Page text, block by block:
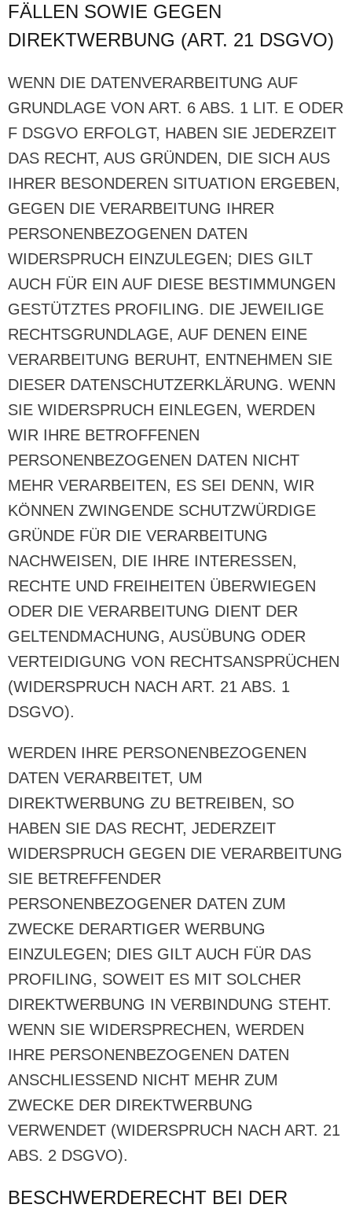
FÄLLEN SOWIE GEGEN
DIREKTWERBUNG (ART. 21 DSGVO)
WENN DIE DATENVERARBEITUNG AUF
GRUNDLAGE VON ART. 6 ABS. 1 LIT. E ODER
F DSGVO ERFOLGT, HABEN SIE JEDERZEIT
DAS RECHT, AUS GRÜNDEN, DIE SICH AUS
IHRER BESONDEREN SITUATION ERGEBEN,
GEGEN DIE VERARBEITUNG IHRER
PERSONENBEZOGENEN DATEN
WIDERSPRUCH EINZULEGEN; DIES GILT
AUCH FÜR EIN AUF DIESE BESTIMMUNGEN
GESTÜTZTES PROFILING. DIE JEWEILIGE
RECHTSGRUNDLAGE, AUF DENEN EINE
VERARBEITUNG BERUHT, ENTNEHMEN SIE
DIESER DATENSCHUTZERKLÄRUNG. WENN
SIE WIDERSPRUCH EINLEGEN, WERDEN
WIR IHRE BETROFFENEN
PERSONENBEZOGENEN DATEN NICHT
MEHR VERARBEITEN, ES SEI DENN, WIR
KÖNNEN ZWINGENDE SCHUTZWÜRDIGE
GRÜNDE FÜR DIE VERARBEITUNG
NACHWEISEN, DIE IHRE INTERESSEN,
RECHTE UND FREIHEITEN ÜBERWIEGEN
ODER DIE VERARBEITUNG DIENT DER
GELTENDMACHUNG, AUSÜBUNG ODER
VERTEIDIGUNG VON RECHTSANSPRÜCHEN
(WIDERSPRUCH NACH ART. 21 ABS. 1
DSGVO).
WERDEN IHRE PERSONENBEZOGENEN
DATEN VERARBEITET, UM
DIREKTWERBUNG ZU BETREIBEN, SO
HABEN SIE DAS RECHT, JEDERZEIT
WIDERSPRUCH GEGEN DIE VERARBEITUNG
SIE BETREFFENDER
PERSONENBEZOGENER DATEN ZUM
ZWECKE DERARTIGER WERBUNG
EINZULEGEN; DIES GILT AUCH FÜR DAS
PROFILING, SOWEIT ES MIT SOLCHER
DIREKTWERBUNG IN VERBINDUNG STEHT.
WENN SIE WIDERSPRECHEN, WERDEN
IHRE PERSONENBEZOGENEN DATEN
ANSCHLIESSEND NICHT MEHR ZUM
ZWECKE DER DIREKTWERBUNG
VERWENDET (WIDERSPRUCH NACH ART. 21
ABS. 2 DSGVO).
BESCHWERDE­RECHT BEI DER